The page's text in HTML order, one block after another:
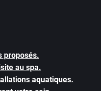
proposés.
au spa.
aquatiques.